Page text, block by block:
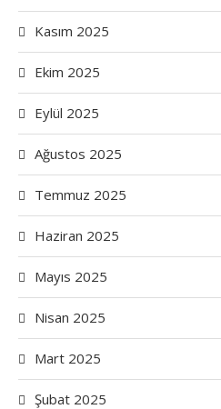
Kasım 2025
Ekim 2025
Eylül 2025
Ağustos 2025
Temmuz 2025
Haziran 2025
Mayıs 2025
Nisan 2025
Mart 2025
Şubat 2025